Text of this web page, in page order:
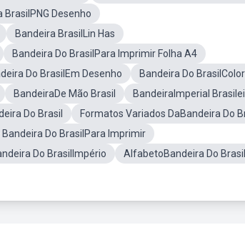
BrasilPNG Desenho
Bandeira BrasilLin Has
Bandeira Do BrasilPara Imprimir Folha A4
Do BrasilEm Desenho
Bandeira Do
BandeiraDe Mão Brasil
BandeiraImperial
Do Brasil
Formatos Variados DaBandeira Do
Do BrasilPara Imprimir
Do BrasilImpério
AlfabetoBandeira Do Brasil